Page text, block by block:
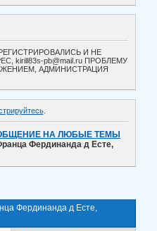
И НЕ
kirill83s-pb@mail.ru ПРОБЛЕМУ
АДМИНИСТРАЦИЯ
.
НА ЛЮБЫЕ ТЕМЫ
Фердинанда д Есте,
Фердинанда д Есте,